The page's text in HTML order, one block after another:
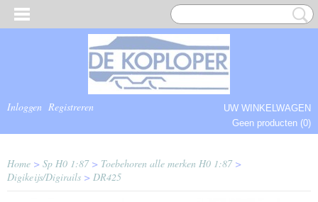
Inloggen Registreren
UW WINKELWAGEN
Geen producten (0)
Home > Sp H0 1:87> Toebehoren alle merken H0 1:87>
Digikeijs/Digirails > DR425